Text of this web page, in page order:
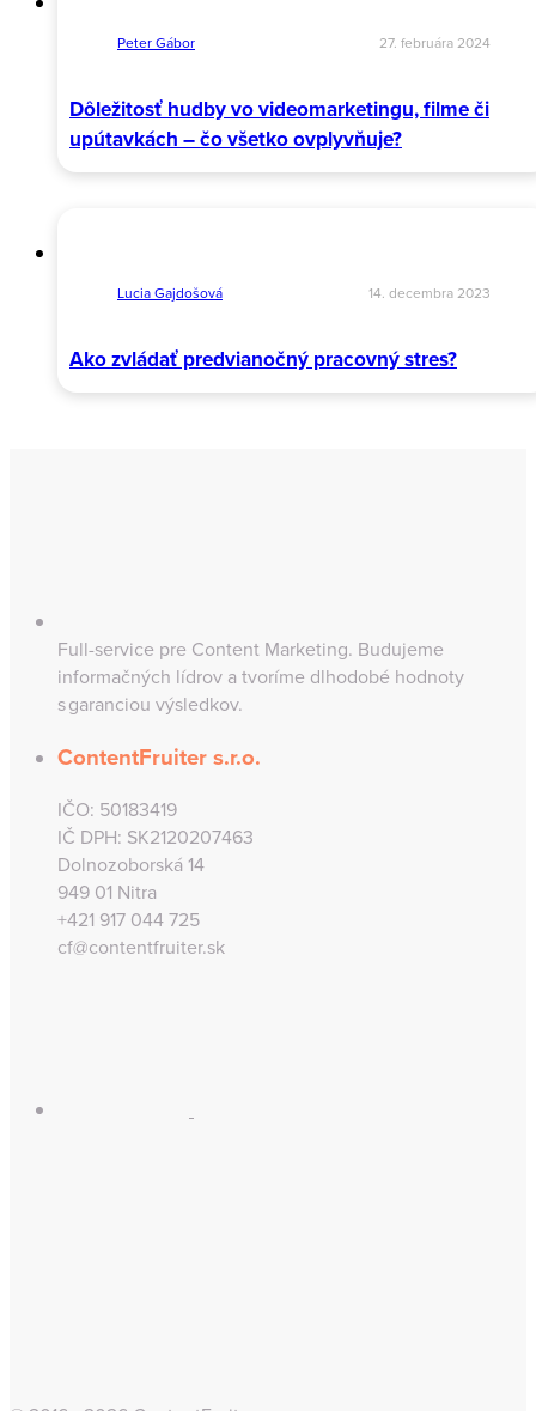
Peter Gábor 27. februára 2024
Dôležitosť hudby vo videomarketingu, filme či
upútavkách – čo všetko ovplyvňuje?
Lucia Gajdošová 14. decembra 2023
Ako zvládať predvianočný pracovný stres?
Full-service pre Content Marketing. Budujeme
informačných lídrov a tvoríme dlhodobé hodnoty
s garanciou výsledkov.
ContentFruiter s.r.o.
IČO: 50183419
IČ DPH: SK2120207463
Dolnozoborská 14
949 01 Nitra
+421 917 044 725
cf@contentfruiter.sk